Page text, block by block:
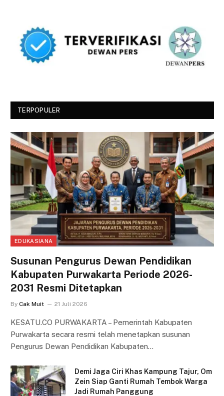
TERPOPULER
EDUKASIANA
Susunan Pengurus Dewan Pendidikan
Kabupaten Purwakarta Periode 2026-
2031 Resmi Ditetapkan
By Cak Muit 21 Juli 2026
KESATU.CO PURWAKARTA – Pemerintah Kabupaten
Purwakarta secara resmi telah menetapkan susunan
Pengurus Dewan Pendidikan Kabupaten…
Demi Jaga Ciri Khas Kampung Tajur, Om
Zein Siap Ganti Rumah Tembok Warga
Jadi Rumah Panggung